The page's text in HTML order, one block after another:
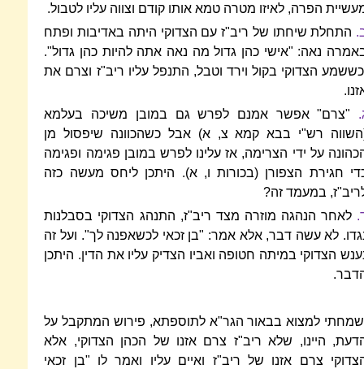
הפרה, לאיזו מטרה טמא אותו קודם וצווה עליו לטבול.
התחלת שיחתו של ריב"ז עם הצדוקי היתה באדיבות ופתח
נאה: "אישי כהן גדול מה נאה אתה להיות כהן גדול".
הצדוקי בקול וירד וטבל, התנפל עליו ריב"ז וצרם את
"צרם" אפשר אמנם לפרש גם במובן משיכה בעלמא
רש"י בבא קמא צ, א) אבל כשהכוונה שיפסול מן
על ידי הצרימה, אז עלינו לפרש במובן פגימה ופגימה
חגירת הצפורן (בכורות ו, א). היתכן ליחס מעשה כזה
במעמד זה?
לאחר הנהגה מוזרה מצד ריב"ז, התנהג הצדוקי בסבלנות
לא עשה דבר, אלא אמר: "בן זכאי לכשאפנה לך". ועל זה
הצדוקי במיתה חטופה ואביו הצדיק עליו את הדין. היתכן
למצוא בבאור הגר"א לתוספתא, פירוש המתקבל על
היינו, שלא ריב"ז צרם אזנו של הכהן הצדוקי, אלא
צרם אזנו של ריב"ז ואיים עליו ואמר לו "בן זכאי